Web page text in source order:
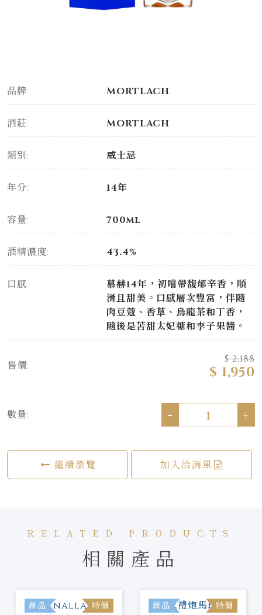
品牌: MORTLACH
酒莊: MORTLACH
類別: 威士忌
年分: 14年
容量: 700ml
酒精濃度: 43.4%
口感:
慕赫14年，初嚐帶馥郁辛香，順
滑且甜美。口感層次豐富，伴隨
肉豆蔻、香草、烏龍茶和丁香，
隨後是苦甜太妃糖和李子果醬。​
售價:
$ 2,188
$ 1,950
數量: - +
繼續瀏覽 加入洽詢單
RELATED PRODUCTS
相關產品
新品 特價 新品 特價